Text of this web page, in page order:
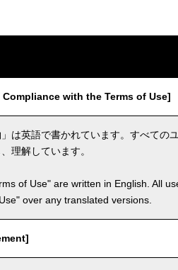
Compliance with the Terms of Use]
は英語で書かれています。すべての
理解しています。
of Use" are written in English. All
over any translated versions.